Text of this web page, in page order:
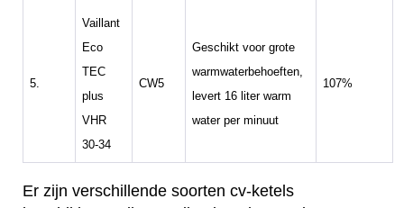
5.
Vaillant
Eco
TEC
plus
VHR
30-34
CW5
Geschikt voor grote
warmwaterbehoeften,
levert 16 liter warm
water per minuut
107%
Er zijn verschillende soorten cv-ketels